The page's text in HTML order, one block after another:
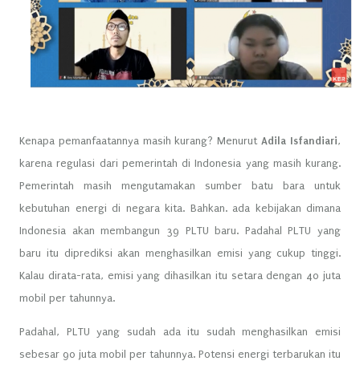
Kenapa pemanfaatannya masih kurang? Menurut Adila Isfandiari,
karena regulasi dari pemerintah di Indonesia yang masih kurang.
Pemerintah masih mengutamakan sumber batu bara untuk
kebutuhan energi di negara kita. Bahkan. ada kebijakan dimana
Indonesia akan membangun 39 PLTU baru. Padahal PLTU yang
baru itu diprediksi akan menghasilkan emisi yang cukup tinggi.
Kalau dirata-rata, emisi yang dihasilkan itu setara dengan 40 juta
mobil per tahunnya.
Padahal, PLTU yang sudah ada itu sudah menghasilkan emisi
sebesar 90 juta mobil per tahunnya. Potensi energi terbarukan itu